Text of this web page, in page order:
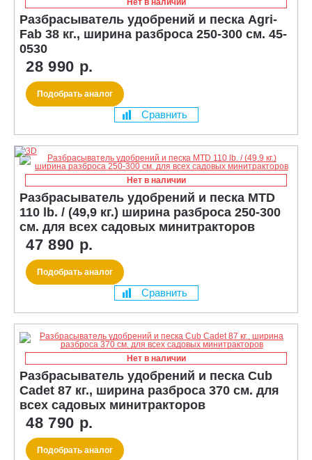
Разбрасыватель удобрений и песка Agri-
Fab 38 кг., ширина разброса 250-300 см. 45-
0530
28 990 р.
Подобрать аналог
Сравнить
Нет в наличии
Разбрасыватель удобрений и песка MTD
110 lb. / (49,9 кг.) ширина разброса 250-300
см. для всех садовых минитракторов
47 890 р.
Подобрать аналог
Сравнить
Нет в наличии
Разбрасыватель удобрений и песка Cub
Cadet 87 кг., ширина разброса 370 см. для
всех садовых минитракторов
48 790 р.
Подобрать аналог